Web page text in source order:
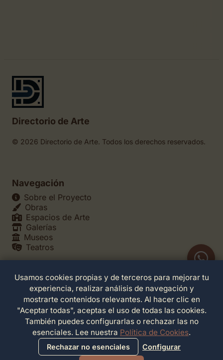
Directorio de Arte
© 2026 Directorio de Arte. Todos los derechos reservados.
Navegación
Sobre el Proyecto
Obras
Espacios de Arte
Galerías
Museos
Teatros
Legales
Política de Privacidad
Política de Cookies
Configuración de Cookies
Términos de Servicio
Contacto
Usamos cookies propias y de terceros para mejorar tu
experiencia, realizar análisis de navegación y
mostrarte contenidos relevantes. Al hacer clic en
"Aceptar todas", aceptas el uso de todas las cookies.
También puedes configurarlas o rechazar las no
esenciales. Lee nuestra Política de Cookies.
Rechazar no esenciales
Configurar